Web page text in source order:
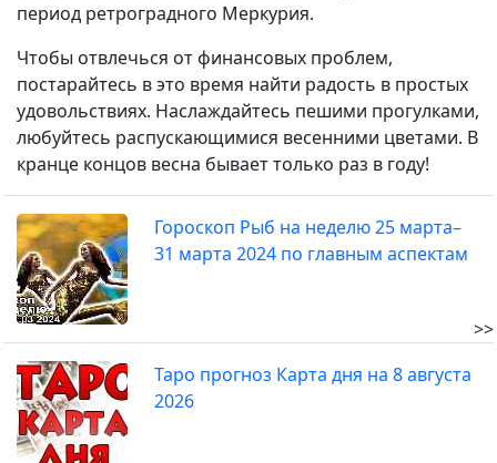
период ретроградного Меркурия.
Чтобы отвлечься от финансовых проблем,
постарайтесь в это время найти радость в простых
удовольствиях. Наслаждайтесь пешими прогулками,
любуйтесь распускающимися весенними цветами. В
кранце концов весна бывает только раз в году!
Гороскоп Рыб на неделю 25 марта–
31 марта 2024 по главным аспектам
>>
Таро прогноз Карта дня на 8 августа
2026